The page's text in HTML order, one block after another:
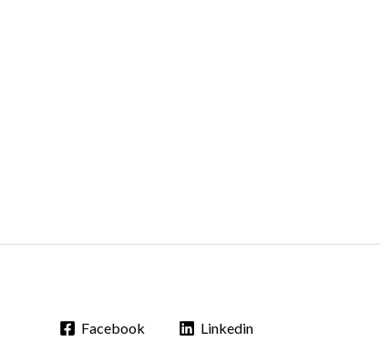
Facebook Linkedin